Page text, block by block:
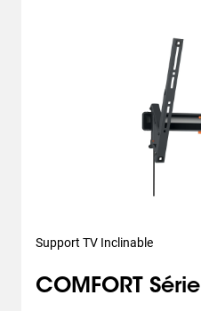
Support TV Inclinable
COMFORT Série